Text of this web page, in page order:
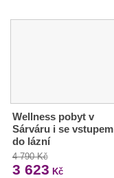
Wellness pobyt v
Sárváru i se vstupem
do lázní
4 790 Kč
3 623 Kč